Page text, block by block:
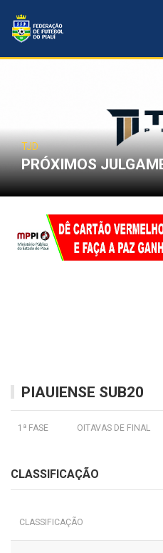
TJD
PRÓXIMOS
PIAUIENSE SUB20
1ª FASE OITAVAS DE FINAL
CLASSIFICAÇÃO
CLASSIFICAÇÃO